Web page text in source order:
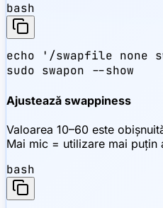
bash
echo '/swapfile none
sudo swapon --show
Ajustează swappiness
Valoarea 10–60 este
Mai mic = utilizare mai puțin
bash